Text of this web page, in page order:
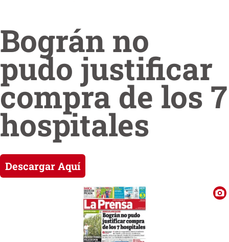
Bográn no
pudo justificar
compra de los 7
hospitales
Descargar Aquí